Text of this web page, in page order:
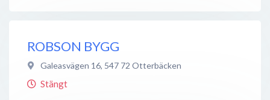
ROBSON BYGG
Galeasvägen 16, 547 72 Otterbäcken
Stängt